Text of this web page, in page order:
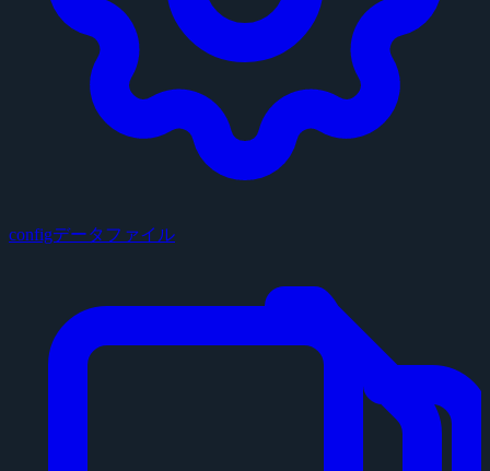
configデータファイル